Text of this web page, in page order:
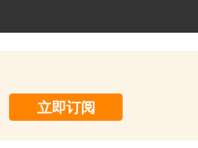
立即订阅